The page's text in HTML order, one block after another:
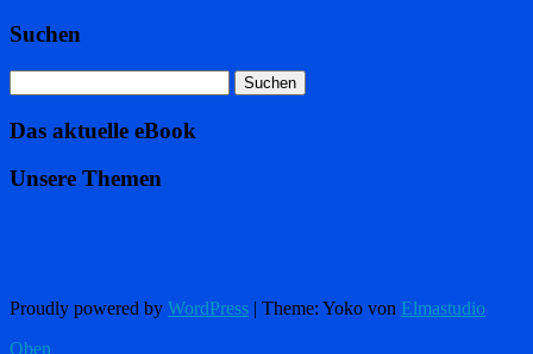
Suchen
Das aktuelle eBook
Unsere Themen
Proudly powered by WordPress | Theme: Yoko von Elmastudio
Oben